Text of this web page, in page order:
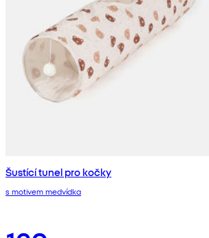
Šustící tunel pro kočky
s motivem medvídka